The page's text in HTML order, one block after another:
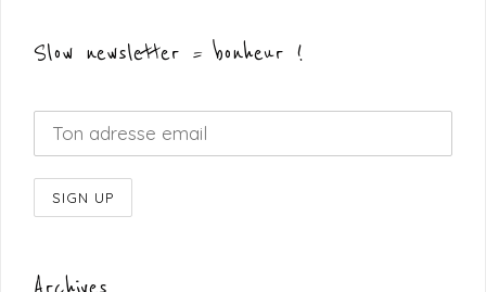
Slow newsletter = bonheur !